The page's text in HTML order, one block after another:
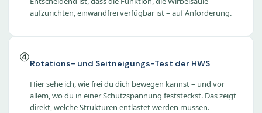
aufzurichten, einwandfrei verfügbar ist – auf Anforderung.
④Rotations- und Seitneigungs-Test der HWS
Hier sehe ich, wie frei du dich bewegen kannst – und vor
allem, wo du in einer Schutzspannung feststeckst. Das zeigt
direkt, welche Strukturen entlastet werden müssen.